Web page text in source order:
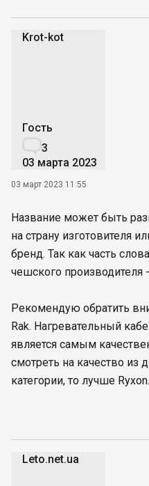
Krot-kot
Гость
3
03 марта 2023
03 март 2023 11:55
Название может быть
на страну изготовителя
бренд. Так как часть
чешского производителя
Рекомендую обратить
Rak. Нагревательный
является самым
смотреть на качество из
категории, то лучше
Leto.net.ua